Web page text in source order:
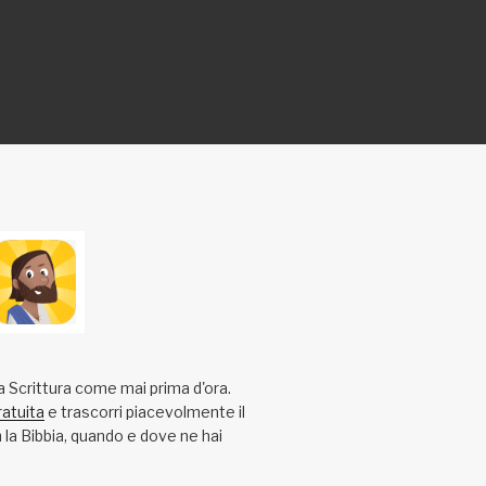
Scrittura come mai prima d'ora.
e trascorri piacevolmente il
Bibbia, quando e dove ne hai